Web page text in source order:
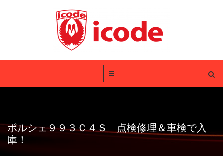
ポルシェ９９３Ｃ４Ｓ 点検修理＆車検で入
庫！